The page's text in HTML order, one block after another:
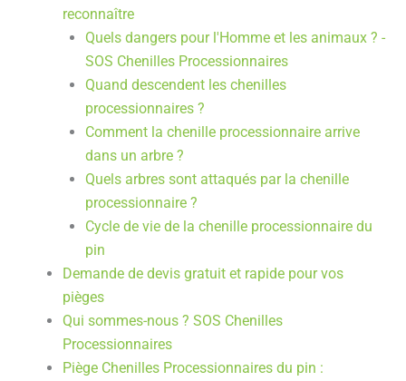
reconnaître
Quels dangers pour l'Homme et les animaux ? -
SOS Chenilles Processionnaires
Quand descendent les chenilles
processionnaires ?
Comment la chenille processionnaire arrive
dans un arbre ?
Quels arbres sont attaqués par la chenille
processionnaire ?
Cycle de vie de la chenille processionnaire du
pin
Demande de devis gratuit et rapide pour vos
pièges
Qui sommes-nous ? SOS Chenilles
Processionnaires
Piège Chenilles Processionnaires du pin :